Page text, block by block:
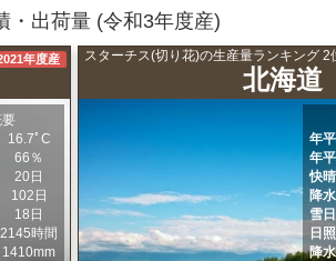
・出荷量 (令和3年度産)
年度産
16.7ﾟC
66％
20日
102日
18日
2145時間
1410mm
スターチス(切り花)の生産量ランキング 2
北海道
年
年
快
降
雪
日
降